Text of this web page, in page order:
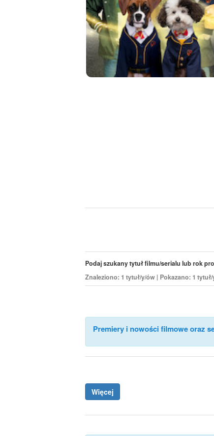
Podaj szukany tytuł filmu/serialu lub rok
Znaleziono: 1 tytuł/y/ów | Pokazano: 1
Premiery i nowości filmowe oraz
Więcej